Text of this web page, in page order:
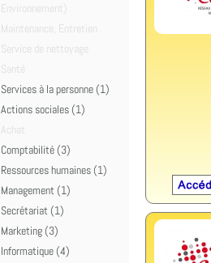
Environnement)
Maintenance, Entretien
Service de nettoyage
Santé
Services à la personne (1)
Actions sociales (1)
Achat
Comptabilité (3)
Ressources humaines (1)
Management (1)
Secrétariat (1)
Marketing (3)
Informatique (4)